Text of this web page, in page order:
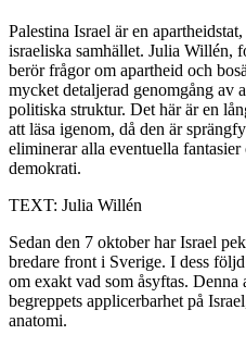
Palestina Israel är en
israeliska samhället. Julia Willén,
berör frågor om apartheid och
mycket detaljerad genomgång av
politiska struktur. Det här är en
att läsa igenom, då den är
eliminerar alla eventuella
demokrati.
TEXT: Julia Willén
Sedan den 7 oktober har Israel
bredare front i Sverige. I dess
om exakt vad som åsyftas.
begreppets applicerbarhet på
anatomi.